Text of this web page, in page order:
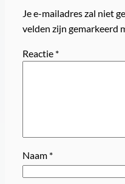
Je e-mailadres zal niet
velden zijn gemarkeerd
Reactie *
Naam *